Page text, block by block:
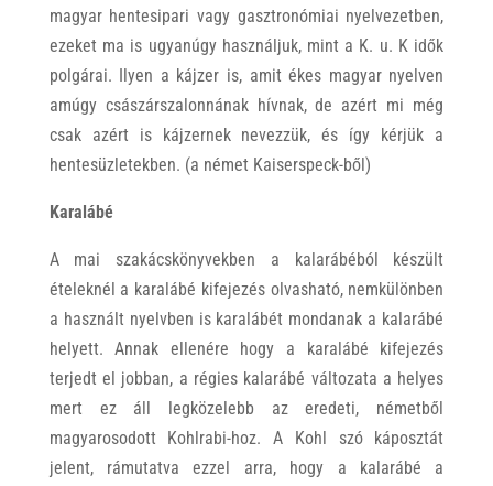
magyar hentesipari vagy gasztronómiai nyelvezetben,
ezeket ma is ugyanúgy használjuk, mint a K. u. K idők
polgárai. Ilyen a kájzer is, amit ékes magyar nyelven
amúgy császárszalonnának hívnak, de azért mi még
csak azért is kájzernek nevezzük, és így kérjük a
hentesüzletekben. (a német Kaiserspeck-ből)
Karalábé
A mai szakácskönyvekben a kalarábéból készült
ételeknél a karalábé kifejezés olvasható, nemkülönben
a használt nyelvben is karalábét mondanak a kalarábé
helyett. Annak ellenére hogy a karalábé kifejezés
terjedt el jobban, a régies kalarábé változata a helyes
mert ez áll legközelebb az eredeti, németből
magyarosodott Kohlrabi-hoz. A Kohl szó káposztát
jelent, rámutatva ezzel arra, hogy a kalarábé a